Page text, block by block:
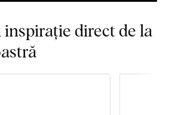
inspirație direct de la